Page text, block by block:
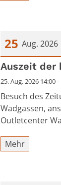
25 Aug. 2026
Datum: 25.
Auszeit der
25. Aug. 2026 14:00 -
Besuch des
Wadgassen,
Outletcenter
Mehr